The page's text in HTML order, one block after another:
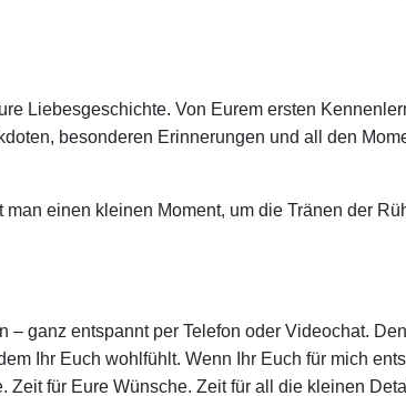
Liebesgeschichte. Von Eurem ersten
besonderen Erinnerungen und all den
einen kleinen Moment, um die Tränen der
ganz entspannt per Telefon oder Videochat.
Ihr Euch wohlfühlt. Wenn Ihr Euch für mich
für Eure Wünsche. Zeit für all die kleinen